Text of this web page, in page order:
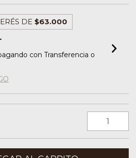
DE $63.000
con Transferencia o